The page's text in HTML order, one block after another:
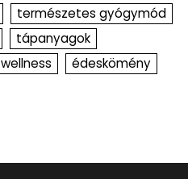
természetes gyógymód
tápanyagok
wellness
édeskömény